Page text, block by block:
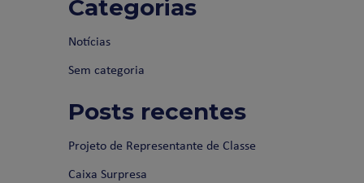
Categorias
Notícias
Sem categoria
Posts recentes
Projeto de Representante de Classe
Caixa Surpresa